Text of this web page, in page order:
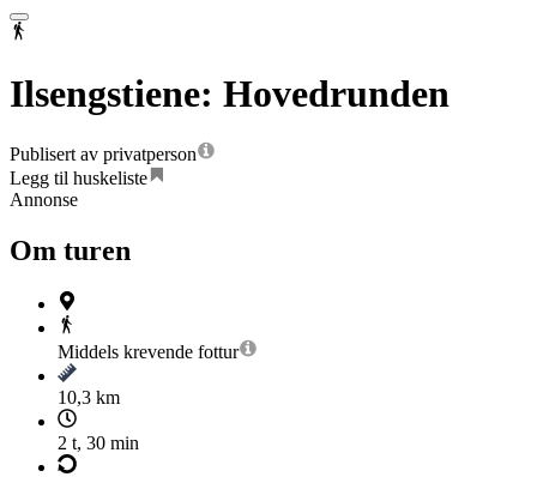
Ilsengstiene: Hovedrunden
Publisert av privatperson
Legg til huskeliste
Annonse
Om turen
Middels krevende fottur
10,3 km
2 t, 30 min